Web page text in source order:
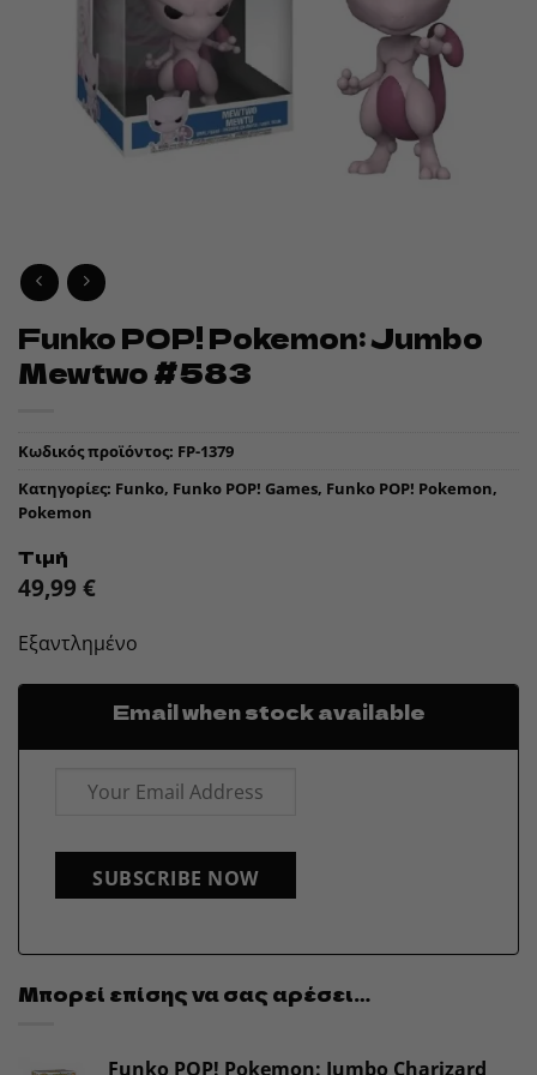
Funko POP! Pokemon: Jumbo
Mewtwo #583
Κωδικός προϊόντος: FP-1379
Κατηγορίες: Funko, Funko POP! Games, Funko POP! Pokemon,
Pokemon
Τιμή
49,99 €
Εξαντλημένο
Email when stock available
SUBSCRIBE NOW
Μπορεί επίσης να σας αρέσει…
Funko POP! Pokemon: Jumbo Charizard